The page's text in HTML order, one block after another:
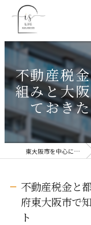
不動産税
組みと大
ておき
東大阪市を中心に不動産売却なら株式会社Is Life
不動産税金と
府東大阪市で
ト